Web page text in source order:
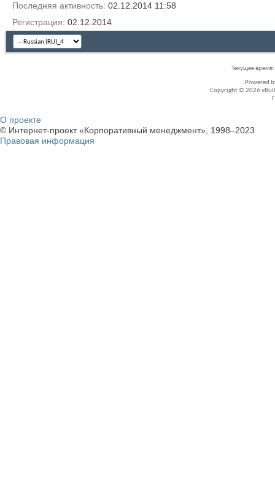
Последняя активность 02.12.2014 11:58
Регистрация 02.12.2014
Текущее время:
Powered
Copyright © 2026
О проекте
© Интернет-проект «Корпоративный менеджмент», 1998–2023
Правовая информация